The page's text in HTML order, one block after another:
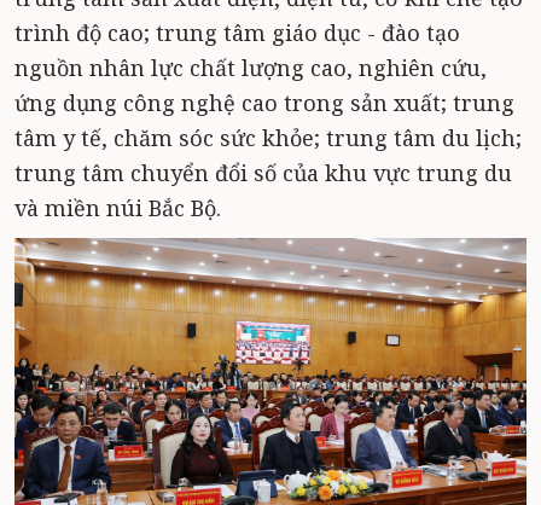
trình độ cao; trung tâm giáo dục - đào tạo
nguồn nhân lực chất lượng cao, nghiên cứu,
ứng dụng công nghệ cao trong sản xuất; trung
tâm y tế, chăm sóc sức khỏe; trung tâm du lịch;
trung tâm chuyển đổi số của khu vực trung du
và miền núi Bắc Bộ.